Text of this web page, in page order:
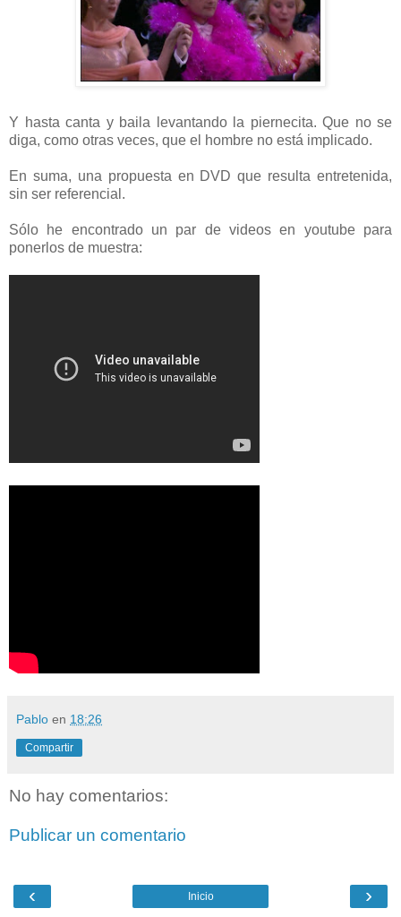
Y hasta canta y baila levantando la piernecita. Que no se
diga, como otras veces, que el hombre no está implicado.
En suma, una propuesta en DVD que resulta entretenida,
sin ser referencial.
Sólo he encontrado un par de videos en youtube para
ponerlos de muestra:
Pablo en 18:26
Compartir
No hay comentarios:
Publicar un comentario
‹ ›
Inicio